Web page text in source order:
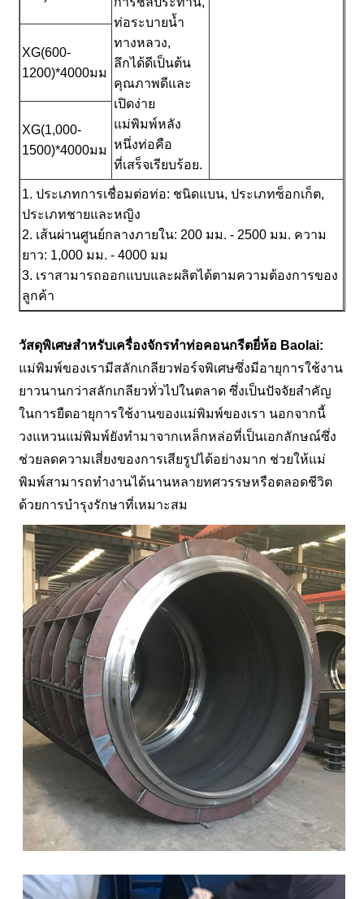
ท่อระบายน้ำ
ทางหลวง,
ลึกได้ดีเป็นต้น
คุณภาพดีและ
เปิดง่าย
แม่พิมพ์หลัง
หนึ่งท่อคือ
ที่เสร็จเรียบร้อย.
XG(600-
1200)*4000มม
XG(1,000-
1500)*4000มม
1. ประเภทการเชื่อมต่อท่อ: ชนิดแบน, ประเภทซ็อกเก็ต,
ประเภทชายและหญิง
2. เส้นผ่านศูนย์กลางภายใน: 200 มม. - 2500 มม. ความ
ยาว: 1,000 มม. - 4000 มม
3. เราสามารถออกแบบและผลิตได้ตามความต้องการของ
ลูกค้า
วัสดุพิเศษสำหรับเครื่องจักรทำท่อคอนกรีตยี่ห้อ Baolai:
แม่พิมพ์ของเรามีสลักเกลียวฟอร์จพิเศษซึ่งมีอายุการใช้งาน
ยาวนานกว่าสลักเกลียวทั่วไปในตลาด ซึ่งเป็นปัจจัยสำคัญ
ในการยืดอายุการใช้งานของแม่พิมพ์ของเรา นอกจากนี้
วงแหวนแม่พิมพ์ยังทำมาจากเหล็กหล่อที่เป็นเอกลักษณ์ซึ่ง
ช่วยลดความเสี่ยงของการเสียรูปได้อย่างมาก ช่วยให้แม่
พิมพ์สามารถทำงานได้นานหลายทศวรรษหรือตลอดชีวิต
ด้วยการบำรุงรักษาที่เหมาะสม